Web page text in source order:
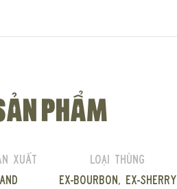
PHẨM
xuất
Loại thùng
Ex-Bourbon, Ex-Sherry